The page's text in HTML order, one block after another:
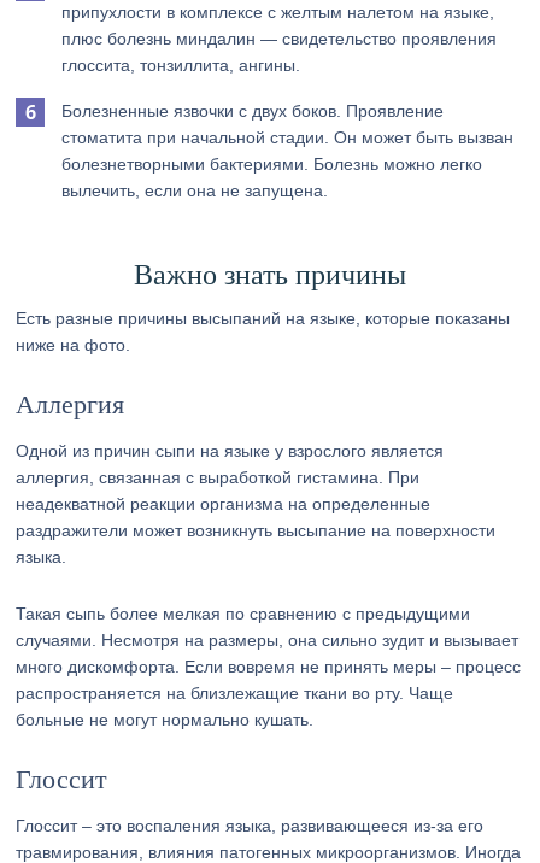
припухлости в комплексе с желтым налетом на языке,
плюс болезнь миндалин — свидетельство проявления
глоссита, тонзиллита, ангины.
Болезненные язвочки с двух боков. Проявление
стоматита при начальной стадии. Он может быть вызван
болезнетворными бактериями. Болезнь можно легко
вылечить, если она не запущена.
Важно знать причины
Есть разные причины высыпаний на языке, которые показаны
ниже на фото.
Аллергия
Одной из причин сыпи на языке у взрослого является
аллергия, связанная с выработкой гистамина. При
неадекватной реакции организма на определенные
раздражители может возникнуть высыпание на поверхности
языка.
Такая сыпь более мелкая по сравнению с предыдущими
случаями. Несмотря на размеры, она сильно зудит и вызывает
много дискомфорта. Если вовремя не принять меры – процесс
распространяется на близлежащие ткани во рту. Чаще
больные не могут нормально кушать.
Глоссит
Глоссит – это воспаления языка, развивающееся из-за его
травмирования, влияния патогенных микроорганизмов. Иногда